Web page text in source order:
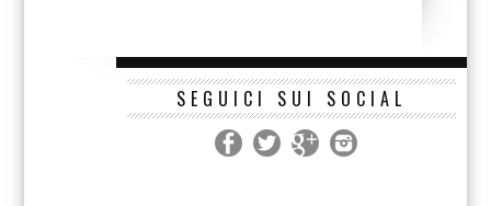
SEGUICI SUI SOCIAL